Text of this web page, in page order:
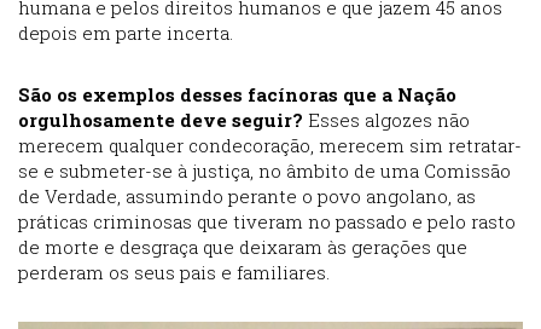
humana e pelos direitos humanos e que jazem 45 anos
depois em parte incerta.
São os exemplos desses facínoras que a Nação
orgulhosamente deve seguir? Esses algozes não
merecem qualquer condecoração, merecem sim retratar-
se e submeter-se à justiça, no âmbito de uma Comissão
de Verdade, assumindo perante o povo angolano, as
práticas criminosas que tiveram no passado e pelo rasto
de morte e desgraça que deixaram às gerações que
perderam os seus pais e familiares.